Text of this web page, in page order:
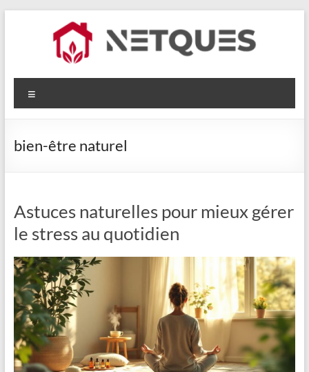
Netques
bien-être naturel
Astuces naturelles pour mieux gérer
le stress au quotidien